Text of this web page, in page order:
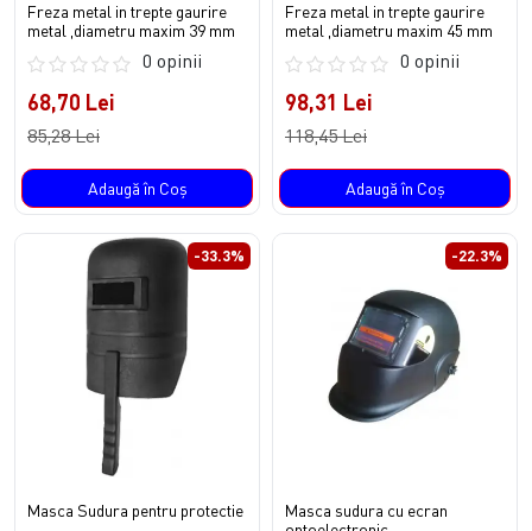
Freza metal in trepte gaurire
metal ,diametru maxim 39 mm
0 opinii
68,70 Lei
85,28 Lei
Adaugă în Coş
Freza metal in trepte gaurire
metal ,diametru maxim 45 mm
0 opinii
98,31 Lei
118,45 Lei
Adaugă în Coş
-33.3%
Masca Sudura pentru protectie
-22.3%
Masca sudura cu ecran